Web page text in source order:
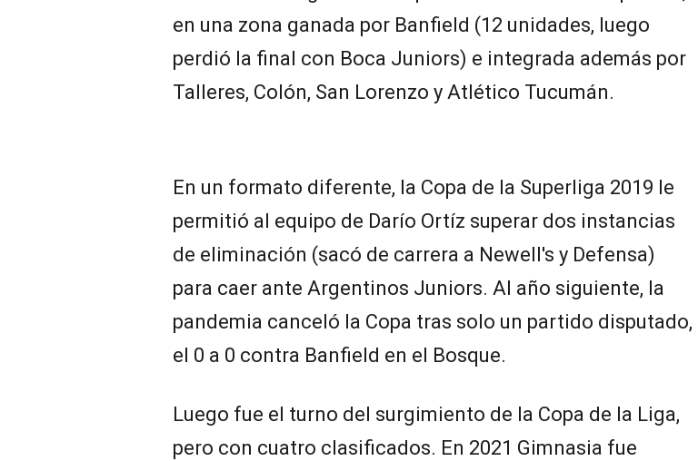
en una zona ganada por Banfield (12 unidades, luego
perdió la final con Boca Juniors) e integrada además por
Talleres, Colón, San Lorenzo y Atlético Tucumán.
En un formato diferente, la Copa de la Superliga 2019 le
permitió al equipo de Darío Ortíz superar dos instancias
de eliminación (sacó de carrera a Newell's y Defensa)
para caer ante Argentinos Juniors. Al año siguiente, la
pandemia canceló la Copa tras solo un partido disputado,
el 0 a 0 contra Banfield en el Bosque.
Luego fue el turno del surgimiento de la Copa de la Liga,
pero con cuatro clasificados. En 2021 Gimnasia fue